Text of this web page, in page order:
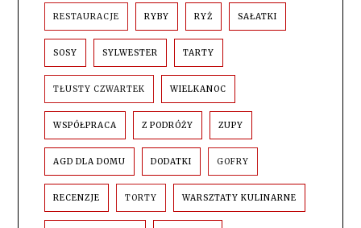
RESTAURACJE RYBY RYŻ SAŁATKI
SOSY SYLWESTER TARTY
TŁUSTY CZWARTEK WIELKANOC
WSPÓŁPRACA Z PODRÓŻY ZUPY
AGD DLA DOMU DODATKI GOFRY
RECENZJE TORTY WARSZTATY KULINARNE